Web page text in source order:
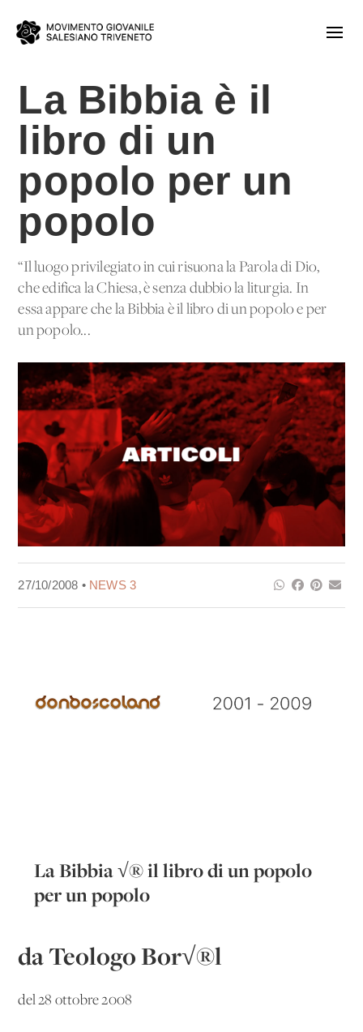
La Bibbia è il
libro di un
popolo per un
popolo
“Il luogo privilegiato in cui risuona la Parola di Dio,
che edifica la Chiesa, è senza dubbio la liturgia. In
essa appare che la Bibbia è il libro di un popolo e per
un popolo...
27/10/2008 • NEWS 3
La Bibbia √® il libro di un popolo
per un popolo
da Teologo Bor√®l
del 28 ottobre 2008